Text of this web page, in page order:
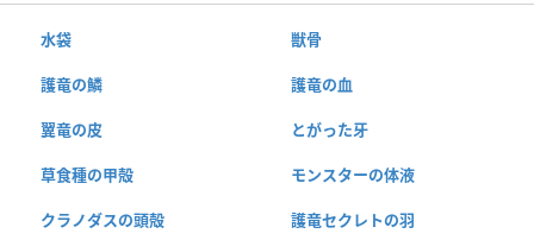
水袋 獣骨
護竜の鱗 護竜の血
翼竜の皮 とがった牙
草食種の甲殻 モンスターの体液
クラノダスの頭殻 護竜セクレトの羽